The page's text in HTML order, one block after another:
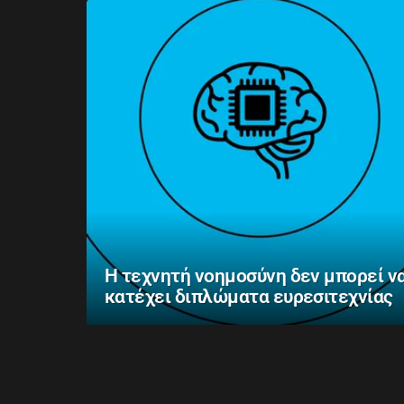
Η τεχνητή νοημοσύνη δεν μπορεί
κατέχει διπλώματα ευρεσιτεχνίας